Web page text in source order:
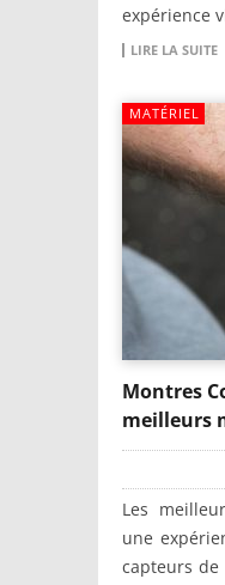
expérience
LIRE LA SUITE
MATÉRIEL
Montres
meilleurs
Les
une
capteurs